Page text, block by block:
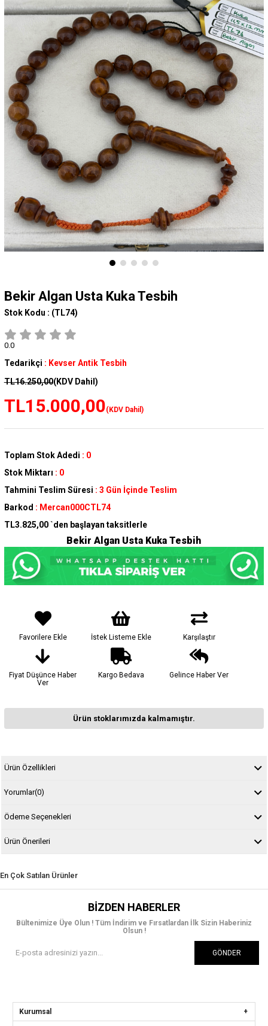
Bekir Algan Usta Kuka Tesbih
Stok Kodu : (TL74)
0.0
Tedarikçi : Kevser Antik Tesbih
TL16.250,00(KDV Dahil)
TL15.000,00(KDV Dahil)
Toplam Stok Adedi : 0
Stok Miktarı : 0
Tahmini Teslim Süresi : 3 Gün İçinde Teslim
Barkod : Mercan000CTL74
TL3.825,00 `den başlayan taksitlerle
Bekir Algan Usta Kuka Tesbih
Favorilere Ekle İstek Listeme Ekle Karşılaştır
Fiyat Düşünce Haber
Ver
Kargo Bedava Gelince Haber Ver
Ürün stoklarımızda kalmamıştır.
Ürün Özellikleri
Yorumlar(0)
Ödeme Seçenekleri
Ürün Önerileri
En Çok Satılan Ürünler
BIZDEN HABERLER
Bültenimize Üye Olun ! Tüm İndirim ve Fırsatlardan İlk Sizin Haberiniz
Olsun !
GÖNDER
Kurumsal